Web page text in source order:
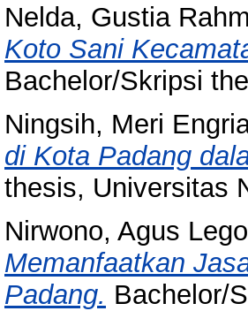
Nelda, Gustia
Koto Sani
Bachelor/Skripsi
Ningsih, Meri
di Kota Padang
thesis, Universitas
Nirwono, Agus Lego
Memanfaatkan
Padang. Bachelor/